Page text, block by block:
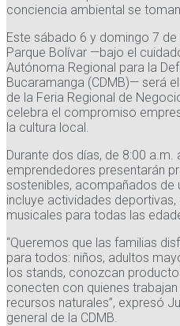
conciencia ambiental se
Este sábado 6 y domingo 7
Parque Bolívar —bajo el
Autónoma Regional para la
Bucaramanga (CDMB)— será
de la Feria Regional de
celebra el compromiso
la cultura local.
Durante dos días, de 8:00 a.m.
emprendedores presentarán
sostenibles, acompañados de
incluye actividades
musicales para todas las
“Queremos que las familias
para todos: niños, adultos
los stands, conozcan
conecten con quienes
recursos naturales”, expresó
general de la CDMB.